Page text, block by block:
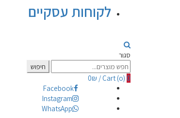
לקוחות עסקיים
סגור
Search
for:
חיפוש
Cart (o) 0
/
0₪
Facebook
Instagram
WhatsApp